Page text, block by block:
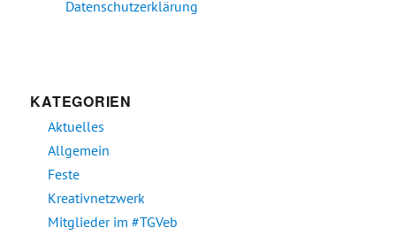
Datenschutzerklärung
KATEGORIEN
Aktuelles
Allgemein
Feste
Kreativnetzwerk
Mitglieder im #TGVeb